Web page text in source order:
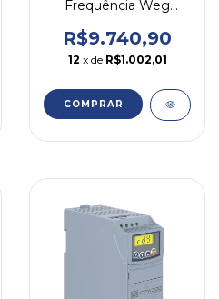
Frequência Weg
Trifásico
R$9.740,90
12 x de R$1.002,01
COMPRAR